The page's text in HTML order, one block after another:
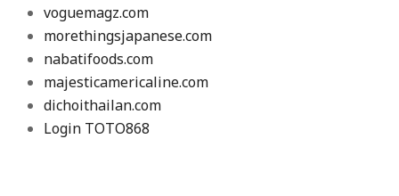
voguemagz.com
morethingsjapanese.com
nabatifoods.com
majesticamericaline.com
dichoithailan.com
Login TOTO868